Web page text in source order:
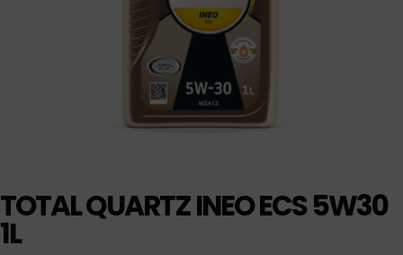
TOTAL QUARTZ INEO ECS 5W30
1L